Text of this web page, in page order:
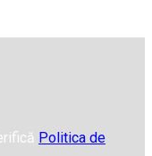
Politica de